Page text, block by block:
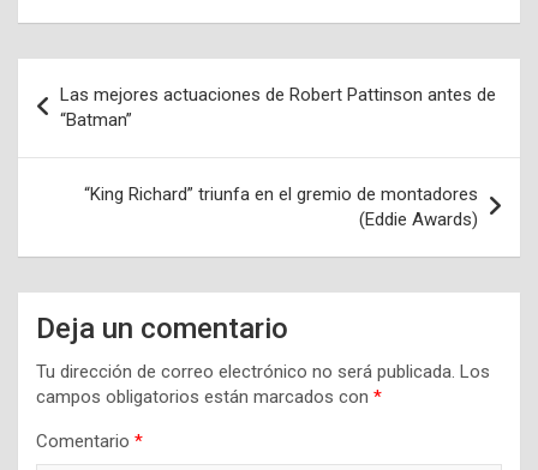
de
entradas
Las mejores actuaciones de Robert Pattinson antes de
“Batman”
“King Richard” triunfa en el gremio de montadores
(Eddie Awards)
Deja un comentario
Tu dirección de correo electrónico no será publicada. Los
campos obligatorios están marcados con *
Comentario *